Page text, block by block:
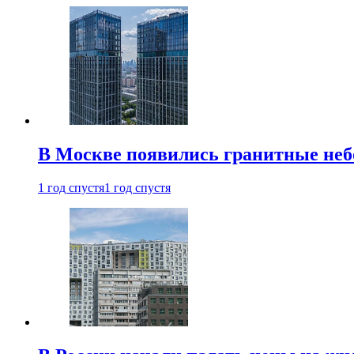
В Москве появились гранитные
1 год спустя1 год спустя